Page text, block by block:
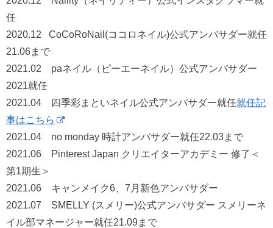
任
2020.12 CoCoRoNail(ココロネイル)公式アンバサダー就任
21.06まで
2021.02 paネイル（ピーエーネイル）公式アンバサダー
2021就任
2021.04 四季彩まといネイル公式アンバサダー就任就任記
事はこちら
2021.04 no monday 時計アンバサダー就任22.03まで
2021.06 Pinterest Japan クリエイターアカデミー 修了＜
第1期生＞
2021.06 キャンメイク6、7月新色アンバサダー
2021.07 SMELLY (スメリー)公式アンバサダー スメリーネ
イル部マネージャー就任21.09まで